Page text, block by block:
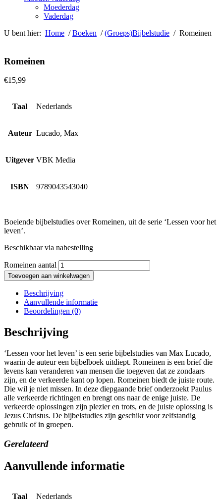
Moederdag
Vaderdag
U bent hier: Home /Boeken /(Groeps)Bijbelstudie / Romeinen
Romeinen
€15,99
Taal Nederlands
Auteur Lucado, Max
Uitgever VBK Media
ISBN 9789043543040
Boeiende bijbelstudies over Romeinen, uit de serie ‘Lessen voor het
leven’.
Beschikbaar via nabestelling
Romeinen aantal
Toevoegen aan winkelwagen
Beschrijving
Aanvullende informatie
Beoordelingen (0)
Beschrijving
‘Lessen voor het leven’ is een serie bijbelstudies van Max Lucado,
waarin de auteur een bijbelboek uitdiept. Romeinen is een brief die
levens kan veranderen van mensen die toegeven dat ze zondaars
zijn, en de verkeerde kant op lopen. Romeinen biedt de juiste route.
Die wil je niet missen. In deze diepgaande brief onderzoekt Paulus
alle verkeerde richtingen en brengt ons naar de enige juiste. De
verkeerde oplossingen zijn plezier en trots, en de juiste oplossing is
Jezus Christus. De bijbelstudies zijn geschikt voor zelfstandig
gebruik of in groepen.
Gerelateerd
Aanvullende informatie
Taal Nederlands